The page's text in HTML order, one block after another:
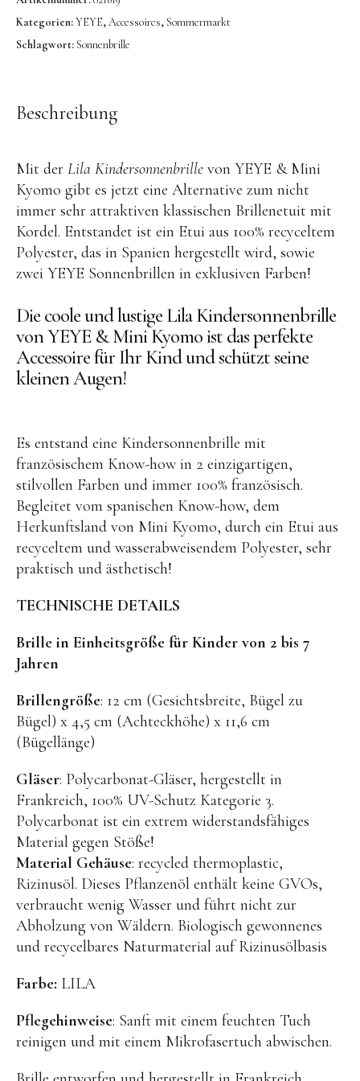
OVO things | Kerzenhalter
studio ROOF | Bastel-Sets
Telmas Botanica | Kerzen
the Munio | Duftkerzen & Seifen
TILDA Puppen
Spielen
Basteln & Experimente
Bücher
Kuscheltiere
GRIMM’S
Spielzeug aus dem Erzgebirge
filipok Holzspielzeuge
WOODEN STORY
GRAPAT
RADUGA GREZ
KUMI MOOD Spielkunst
Min Min Copenhagen
LIVING PUPPETS®
Orange toys
just dutch Kuscheltiere
HAPE Spielzeug
OYOY living Spielzeug
Kraul Spielzeug
Konges Sløjd Spielzeug
MIKANU Babyrasseln
Geschenke zur Geburt
Kategorien:YEYE,Accessoires,Sommermarkt
Schlagwort:Sonnenbrille
Beschreibung
Mit der Lila Kindersonnenbrille von YEYE & Mini
Kyomo gibt es jetzt eine Alternative zum nicht
immer sehr attraktiven klassischen Brillenetuit mit
Kordel. Entstandet ist ein Etui aus 100% recyceltem
Polyester, das in Spanien hergestellt wird, sowie
zwei YEYE Sonnenbrillen in exklusiven Farben!
Die coole und lustige Lila Kindersonnenbrille
von YEYE & Mini Kyomo ist das perfekte
Accessoire für Ihr Kind und schützt seine
kleinen Augen!
Es entstand eine Kindersonnenbrille mit
französischem Know-how in 2 einzigartigen,
stilvollen Farben und immer 100% französisch.
Begleitet vom spanischen Know-how, dem
Herkunftsland von Mini Kyomo, durch ein Etui aus
recyceltem und wasserabweisendem Polyester, sehr
praktisch und ästhetisch!
TECHNISCHE DETAILS
Brille in Einheitsgröße für Kinder von 2 bis 7
Jahren
Brillengröße: 12 cm (Gesichtsbreite, Bügel zu
Bügel) x 4,5 cm (Achteckhöhe) x 11,6 cm
(Bügellänge)
Gläser: Polycarbonat-Gläser, hergestellt in
Frankreich, 100% UV-Schutz Kategorie 3.
Polycarbonat ist ein extrem widerstandsfähiges
Material gegen Stöße!
Material Gehäuse: recycled thermoplastic,
Rizinusöl. Dieses Pflanzenöl enthält keine GVOs,
verbraucht wenig Wasser und führt nicht zur
Abholzung von Wäldern. Biologisch gewonnenes
und recycelbares Naturmaterial auf Rizinusölbasis
Farbe: LILA
Pflegehinweise: Sanft mit einem feuchten Tuch
reinigen und mit einem Mikrofasertuch abwischen.